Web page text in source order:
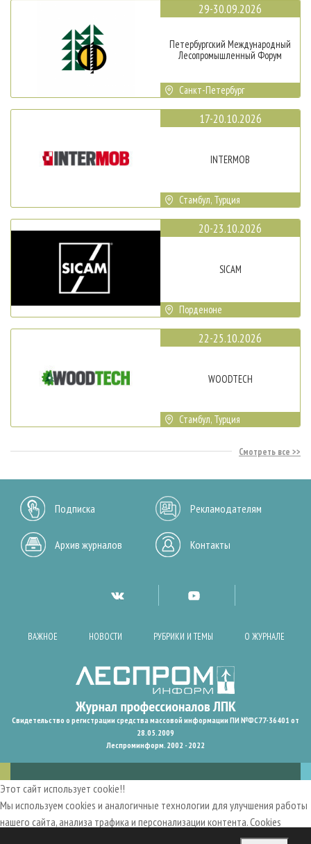
29-30.09.2026
Петербургский Международный
Лесопромышленный Форум
Санкт-Петербург
17-20.10.2026
INTERMOB
Стамбул, Турция
20-23.10.2026
SICAM
Порденоне
22-25.10.2026
WOODTECH
Стамбул, Турция
Смотреть все
Подписка Рекламодателям
Архив журналов Контакты
ВАЖНОЕ НОВОСТИ РУБРИКИ И ТЕМЫ О ЖУРНАЛЕ
Свидетельство о регистрации средства массовой информации ПИ №ФС77-36401 от
28.05.2009
Леспроминформ. 2002 - 2022
Этот сайт использует cookie!!
Мы используем cookies и аналогичные технологии для улучшения работы
нашего сайта, анализа трафика и персонализации контента. Cookies